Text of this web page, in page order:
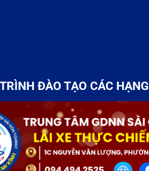
ĐÀO TẠO CÁC HẠNG